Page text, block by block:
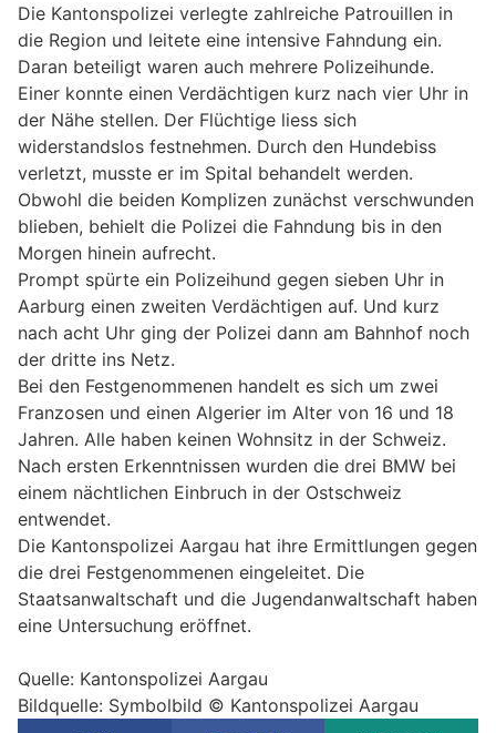
Die Kantonspolizei verlegte zahlreiche Patrouillen in
die Region und leitete eine intensive Fahndung ein.
Daran beteiligt waren auch mehrere Polizeihunde.
Einer konnte einen Verdächtigen kurz nach vier Uhr in
der Nähe stellen. Der Flüchtige liess sich
widerstandslos festnehmen. Durch den Hundebiss
verletzt, musste er im Spital behandelt werden.
Obwohl die beiden Komplizen zunächst verschwunden
blieben, behielt die Polizei die Fahndung bis in den
Morgen hinein aufrecht.
Prompt spürte ein Polizeihund gegen sieben Uhr in
Aarburg einen zweiten Verdächtigen auf. Und kurz
nach acht Uhr ging der Polizei dann am Bahnhof noch
der dritte ins Netz.
Bei den Festgenommenen handelt es sich um zwei
Franzosen und einen Algerier im Alter von 16 und 18
Jahren. Alle haben keinen Wohnsitz in der Schweiz.
Nach ersten Erkenntnissen wurden die drei BMW bei
einem nächtlichen Einbruch in der Ostschweiz
entwendet.
Die Kantonspolizei Aargau hat ihre Ermittlungen gegen
die drei Festgenommenen eingeleitet. Die
Staatsanwaltschaft und die Jugendanwaltschaft haben
eine Untersuchung eröffnet.
Quelle: Kantonspolizei Aargau
Bildquelle: Symbolbild © Kantonspolizei Aargau